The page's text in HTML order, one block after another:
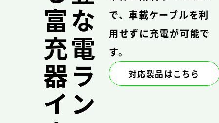
富な
充電
器ラ
イン
で、車載ケーブルを利
用せずに充電が可能で
す。
対応製品はこちら